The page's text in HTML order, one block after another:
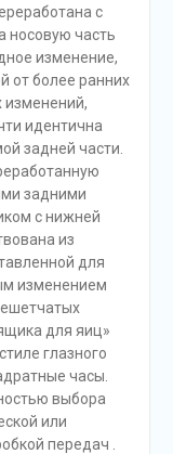
с
носовую часть
изменение,
от более ранних
изменений,
идентична
задней части.
задними
с нижней
из
для
изменением
для яиц»
глазного
часы.
выбора
или
передач .